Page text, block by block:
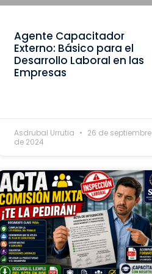
Agente Capacitador
Externo: Básico para el
Desarrollo Laboral en las
Empresas
Asdrubal Urrutia
26 de septiembre
de 2024